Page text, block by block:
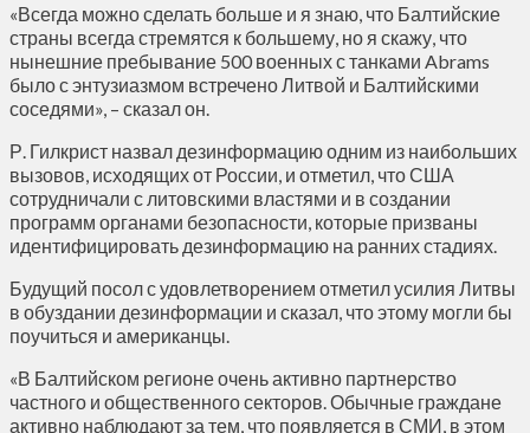
«Всегда можно сделать больше и я знаю, что Балтийские
страны всегда стремятся к большему, но я скажу, что
нынешние пребывание 500 военных с танками Abrams
было с энтузиазмом встречено Литвой и Балтийскими
соседями», – сказал он.
Р. Гилкрист назвал дезинформацию одним из наибольших
вызовов, исходящих от России, и отметил, что США
сотрудничали с литовскими властями и в создании
программ органами безопасности, которые призваны
идентифицировать дезинформацию на ранних стадиях.
Будущий посол с удовлетворением отметил усилия Литвы
в обуздании дезинформации и сказал, что этому могли бы
поучиться и американцы.
«В Балтийском регионе очень активно партнерство
частного и общественного секторов. Обычные граждане
активно наблюдают за тем, что появляется в СМИ, в этом